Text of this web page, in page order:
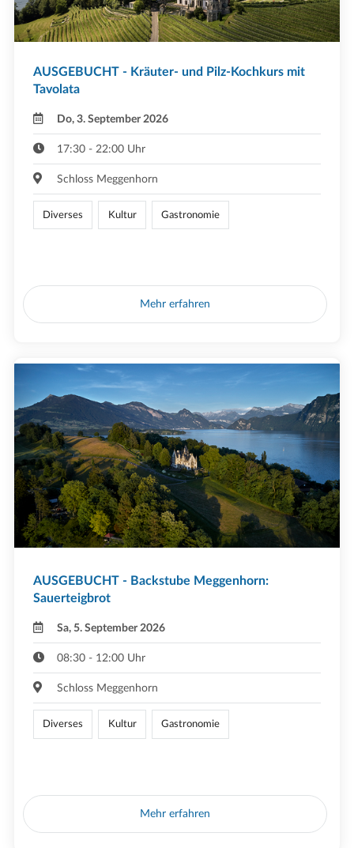
AUSGEBUCHT - Kräuter- und Pilz-Kochkurs mit
Tavolata
Do, 3. September 2026
17:30 - 22:00 Uhr
Schloss Meggenhorn
Diverses Kultur Gastronomie
Mehr erfahren
AUSGEBUCHT - Backstube Meggenhorn:
Sauerteigbrot
Sa, 5. September 2026
08:30 - 12:00 Uhr
Schloss Meggenhorn
Diverses Kultur Gastronomie
Mehr erfahren